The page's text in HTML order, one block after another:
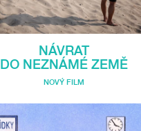
NÁVRAT
DO NEZNÁMÉ ZEMĚ
NOVÝ FILM